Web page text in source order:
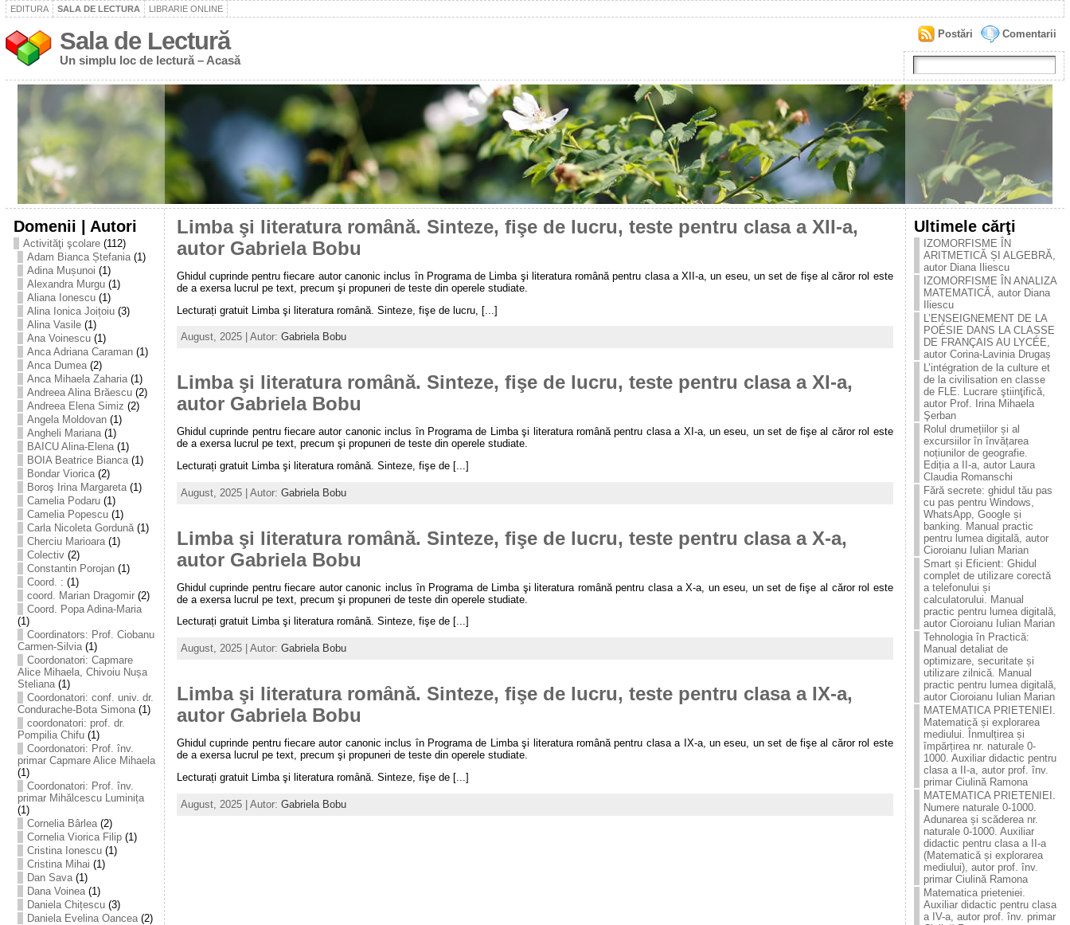
EDITURA SALA DE LECTURA LIBRARIE ONLINE
Sala de Lectură
Un simplu loc de lectură – Acasă
Comentarii
Postări
Domenii | Autori
Activităţi şcolare(112)
Adam Bianca Ștefania(1)
Adina Mușunoi (1)
Alexandra Murgu(1)
Aliana Ionescu(1)
Alina Ionica Joițoiu(3)
Alina Vasile(1)
Ana Voinescu(1)
Anca Adriana Caraman(1)
Anca Dumea(2)
Anca Mihaela Zaharia(1)
Andreea Alina Brăescu(2)
Andreea Elena Simiz (2)
Angela Moldovan(1)
Angheli Mariana(1)
BAICU Alina-Elena(1)
BOIA Beatrice Bianca(1)
Bondar Viorica(2)
Boroş Irina Margareta(1)
Camelia Podaru(1)
Camelia Popescu(1)
Carla Nicoleta Gordună(1)
Cherciu Marioara(1)
Colectiv(2)
Constantin Porojan(1)
Coord. : (1)
coord. Marian Dragomir(2)
Coord. Popa Adina-Maria
(1)
Coordinators: Prof. Ciobanu
Carmen-Silvia(1)
Coordonatori: Capmare
Alice Mihaela, Chivoiu Nușa
Steliana(1)
Coordonatori: conf. univ. dr.
Condurache-Bota Simona(1)
coordonatori: prof. dr.
Pompilia Chifu(1)
Coordonatori: Prof. înv.
primar Capmare Alice Mihaela
(1)
Coordonatori: Prof. înv.
primar Mihălcescu Luminița
(1)
Cornelia Bârlea(2)
Cornelia Viorica Filip(1)
Cristina Ionescu(1)
Cristina Mihai (1)
Dan Sava(1)
Dana Voinea(1)
Daniela Chițescu(3)
Daniela Evelina Oancea(2)
Limba şi literatura romȃnă. Sinteze, fişe de lucru, teste pentru clasa a XII-a,
autor Gabriela Bobu
Ghidul cuprinde pentru fiecare autor canonic inclus ȋn Programa de Limba şi literatura română pentru clasa a XII-a, un eseu, un set de fişe al căror rol este
de a exersa lucrul pe text, precum şi propuneri de teste din operele studiate.
Lecturați gratuit Limba şi literatura romȃnă. Sinteze, fişe de lucru, [...]
August, 2025 | Autor: Gabriela Bobu
Limba şi literatura romȃnă. Sinteze, fişe de lucru, teste pentru clasa a XI-a,
autor Gabriela Bobu
Ghidul cuprinde pentru fiecare autor canonic inclus ȋn Programa de Limba şi literatura română pentru clasa a XI-a, un eseu, un set de fişe al căror rol este
de a exersa lucrul pe text, precum şi propuneri de teste din operele studiate.
Lecturați gratuit Limba şi literatura romȃnă. Sinteze, fişe de [...]
August, 2025 | Autor: Gabriela Bobu
Limba şi literatura romȃnă. Sinteze, fişe de lucru, teste pentru clasa a X-a,
autor Gabriela Bobu
Ghidul cuprinde pentru fiecare autor canonic inclus ȋn Programa de Limba şi literatura română pentru clasa a X-a, un eseu, un set de fişe al căror rol este
de a exersa lucrul pe text, precum şi propuneri de teste din operele studiate.
Lecturați gratuit Limba şi literatura romȃnă. Sinteze, fişe de [...]
August, 2025 | Autor: Gabriela Bobu
Limba şi literatura romȃnă. Sinteze, fişe de lucru, teste pentru clasa a IX-a,
autor Gabriela Bobu
Ghidul cuprinde pentru fiecare autor canonic inclus ȋn Programa de Limba şi literatura română pentru clasa a IX-a, un eseu, un set de fişe al căror rol este
de a exersa lucrul pe text, precum şi propuneri de teste din operele studiate.
Lecturați gratuit Limba şi literatura romȃnă. Sinteze, fişe de [...]
August, 2025 | Autor: Gabriela Bobu
Ultimele cărţi
IZOMORFISME ÎN
ARITMETICĂ ȘI ALGEBRĂ,
autor Diana Iliescu
IZOMORFISME ÎN ANALIZA
MATEMATICĂ, autor Diana
Iliescu
L’ENSEIGNEMENT DE LA
POÉSIE DANS LA CLASSE
DE FRANÇAIS AU LYCÉE,
autor Corina-Lavinia Drugaș
L’intégration de la culture et
de la civilisation en classe
de FLE. Lucrare ştiinţificǎ,
autor Prof. Irina Mihaela
Şerban
Rolul drumețiilor și al
excursiilor în învățarea
noțiunilor de geografie.
Ediția a II-a, autor Laura
Claudia Romanschi
Fără secrete: ghidul tău pas
cu pas pentru Windows,
WhatsApp, Google și
banking. Manual practic
pentru lumea digitală, autor
Cioroianu Iulian Marian
Smart și Eficient: Ghidul
complet de utilizare corectă
a telefonului și
calculatorului. Manual
practic pentru lumea digitală,
autor Cioroianu Iulian Marian
Tehnologia în Practică:
Manual detaliat de
optimizare, securitate și
utilizare zilnică. Manual
practic pentru lumea digitală,
autor Cioroianu Iulian Marian
MATEMATICA PRIETENIEI.
Matematică și explorarea
mediului. Înmulțirea și
împărțirea nr. naturale 0-
1000. Auxiliar didactic pentru
clasa a II-a, autor prof. înv.
primar Ciulină Ramona
MATEMATICA PRIETENIEI.
Numere naturale 0-1000.
Adunarea și scăderea nr.
naturale 0-1000. Auxiliar
didactic pentru clasa a II-a
(Matematică și explorarea
mediului), autor prof. înv.
primar Ciulină Ramona
Matematica prieteniei.
Auxiliar didactic pentru clasa
a IV-a, autor prof. înv. primar